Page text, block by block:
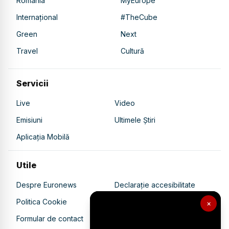
×
Internațional
#TheCube
Green
Next
Travel
Cultură
Servicii
Live
Video
Emisiuni
Ultimele Știri
Aplicația Mobilă
Utile
Despre Euronews
Declarație accesibilitate
Politica Cookie
Politica de confidențialitate
Formular de contact